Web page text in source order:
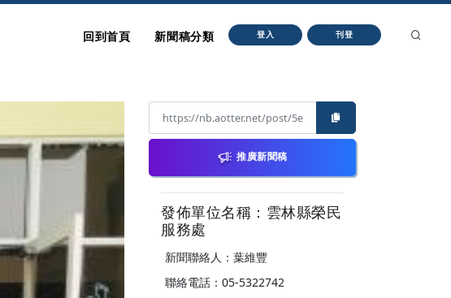
回到首頁 新聞稿分類 登入 刊登
推廣新聞稿
發佈單位名稱：雲林縣榮民
服務處
新聞聯絡人：葉維豐
聯絡電話：05-5322742